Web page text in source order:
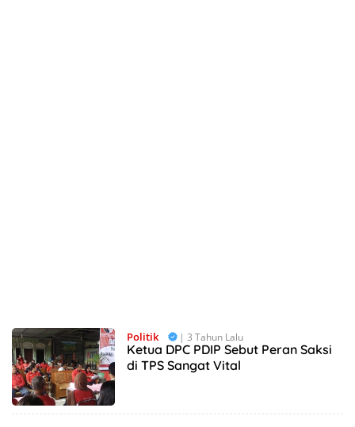
Politik | 3 Tahun Lalu
Ketua DPC PDIP Sebut Peran Saksi
di TPS Sangat Vital